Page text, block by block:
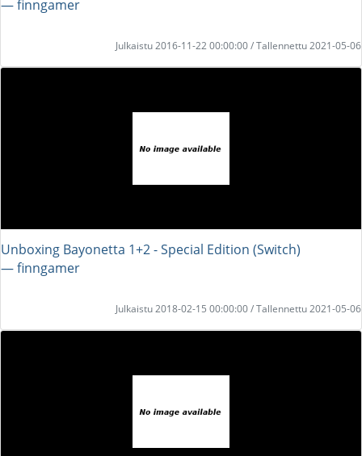
― finngamer
Julkaistu 2016-11-22 00:00:00 / Tallennettu 2021-05-06
Unboxing Bayonetta 1+2 - Special Edition (Switch)
― finngamer
Julkaistu 2018-02-15 00:00:00 / Tallennettu 2021-05-06